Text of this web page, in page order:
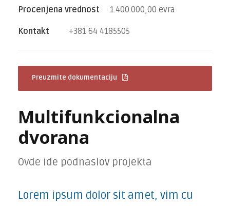
Procenjena vrednost 1.400.000,00 evra
Kontakt +381 64 4185505
Preuzmite dokumentaciju
Multifunkcionalna
dvorana
Ovde ide podnaslov projekta
Lorem ipsum dolor sit amet, vim cu